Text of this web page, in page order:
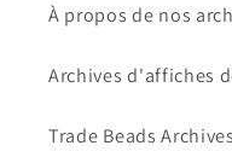
À propos de nos
Archives d'affiches
Trade Beads Archives